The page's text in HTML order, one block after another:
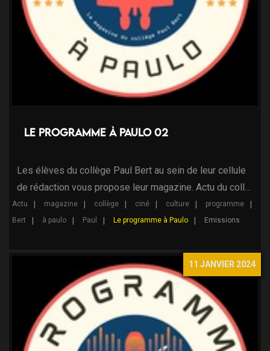
Le programme à Paulo 02
Les élèves du collège Paul Bert au sein de leur cellule
de rédaction vous propose leur magazine. Actu du coll…
Actu magazine collège ciné culture
programme
Bert
à paulo Paul Le programme à Paulo Emissions
11 JANVIER 2024